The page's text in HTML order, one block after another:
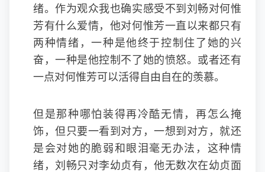
绪。作为观众我也确实感受不到刘畅对何惟
芳有什么爱情，他对何惟芳一直以来都只有
两种情绪，一种是他终于控制住了她的兴
奋，一种是他控制不了她的愤怒。或者还有
一点对何惟芳可以活得自由自在的羡慕。
但是那种哪怕装得再冷酷无情，再怎么掩
饰，但只要一看到对方，一想到对方，就还
是会对她的脆弱和眼泪毫无办法，这种情
绪，刘畅只对李幼贞有，他无数次在幼贞面